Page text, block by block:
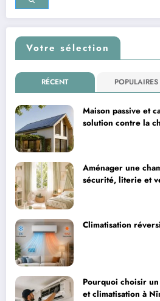
Votre sélection
RÉCENT POPULAIRES
Maison passive et
solution contre la
Aménager une
sécurité, literie et
Climatisation
Pourquoi choisir
et climatisation à